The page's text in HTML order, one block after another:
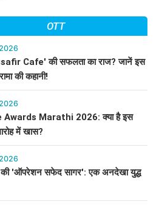
OTT
Cafe' की सफलता का राज? जानें इस
की कहानी!
Marathi 2026: क्या है इस
में खास?
'ऑपरेशन सफेद सागर': एक अनदेखा युद्ध